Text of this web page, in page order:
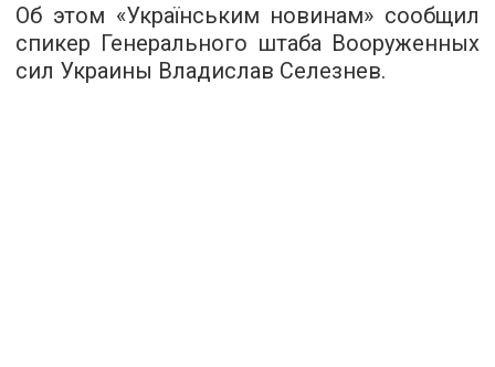
Об этом «Українським новинам» сообщил
спикер Генерального штаба Вооруженных
сил Украины Владислав Селезнев.